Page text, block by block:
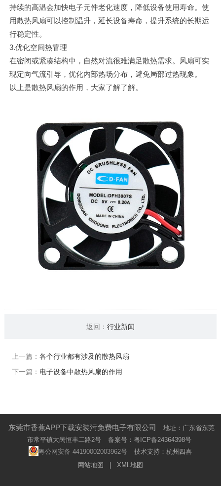
持续的高温会加快电子元件老化速度，降低设备使用寿命。使
用散热风扇可以控制温升，延长设备寿命，提升系统的长期运
行稳定性。
3.优化空间热管理
在密闭或紧凑结构中，自然对流很难满足散热需求。风扇可实
现定向气流引导，优化内部热场分布，避免局部过热现象。
以上是散热风扇的作用，大家了解了解。
返回： 行业新闻
上一篇： 各个行业都有涉及的散热风扇
下一篇： 电子设备中散热风扇的作用
东莞市香蕉APP下载安装污免费电子有限公司
地址：广东省东莞
市常平镇大呙恒丰二路2号
备案号： 粤ICP备24364398号
粤公网安备 44190002003962号
技术支持：杭州四喜
网站地图
XML地图